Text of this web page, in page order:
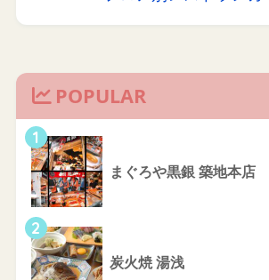
POPULAR
1
まぐろや黒銀 築地本店
2
炭火焼 湯浅